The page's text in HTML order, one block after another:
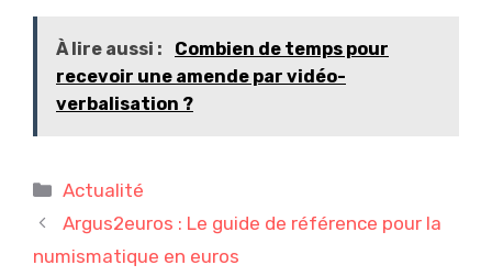
À lire aussi :
Combien de temps pour
recevoir une amende par vidéo-
verbalisation ?
Catégories
Actualité
Argus2euros : Le guide de référence pour la
numismatique en euros